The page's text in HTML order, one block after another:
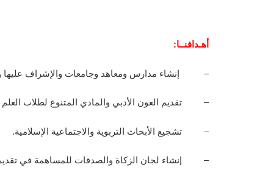
أهـدافنــا:
– إنشاء مدارس ومعاهد وجامعات والإشراف عليها وفقاً
– تقديم العون الأدبي والمادي المتنوع لطلاب العلم
– تشجيع الأبحاث التربوية والاجتماعية الإسلامية.
– إنشاء لجان الزكاة والصدقات للمساهمة في تقديم